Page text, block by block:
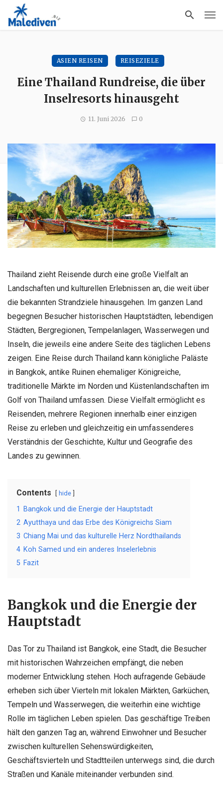
ASIEN REISEN REISEZIELE
Eine Thailand Rundreise, die über
Inselresorts hinausgeht
11. Juni 2026 0
Thailand zieht Reisende durch eine große Vielfalt an
Landschaften und kulturellen Erlebnissen an, die weit über
die bekannten Strandziele hinausgehen. Im ganzen Land
begegnen Besucher historischen Hauptstädten, lebendigen
Städten, Bergregionen, Tempelanlagen, Wasserwegen und
Inseln, die jeweils eine andere Seite des täglichen Lebens
zeigen. Eine Reise durch Thailand kann königliche Paläste
in Bangkok, antike Ruinen ehemaliger Königreiche,
traditionelle Märkte im Norden und Küstenlandschaften im
Golf von Thailand umfassen. Diese Vielfalt ermöglicht es
Reisenden, mehrere Regionen innerhalb einer einzigen
Reise zu erleben und gleichzeitig ein umfassenderes
Verständnis der Geschichte, Kultur und Geografie des
Landes zu gewinnen.
Contents hide
1
Bangkok und die Energie der Hauptstadt
2 Ayutthaya und das Erbe des Königreichs Siam
3 Chiang Mai und das kulturelle Herz Nordthailands
4 Koh Samed und ein anderes Inselerlebnis
5 Fazit
Bangkok und die Energie der
Hauptstadt
Das Tor zu Thailand ist Bangkok, eine Stadt, die Besucher
mit historischen Wahrzeichen empfängt, die neben
moderner Entwicklung stehen. Hoch aufragende Gebäude
erheben sich über Vierteln mit lokalen Märkten, Garküchen,
Tempeln und Wasserwegen, die weiterhin eine wichtige
Rolle im täglichen Leben spielen. Das geschäftige Treiben
hält den ganzen Tag an, während Einwohner und Besucher
zwischen kulturellen Sehenswürdigkeiten,
Geschäftsvierteln und Stadtteilen unterwegs sind, die durch
Straßen und Kanäle miteinander verbunden sind.